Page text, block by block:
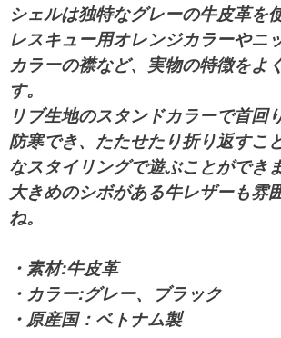
シェルは独特なグレーの牛皮革を
レスキュー用オレンジカラーやニ
カラーの襟など、実物の特徴をよ
す。
リブ生地のスタンドカラーで首回
防寒でき、たたせたり折り返すこ
なスタイリングで遊ぶことができま
大きめのシボがある牛レザーも雰
ね。
・素材:牛皮革
・カラー:グレー、ブラック
・原産国：ベトナム製